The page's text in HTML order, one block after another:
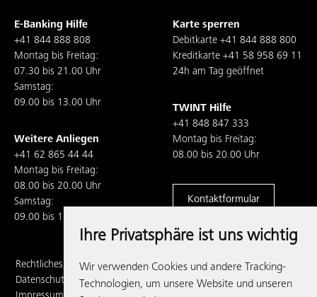
Ihre Privatsphäre ist uns wichtig
Wir verwenden Cookies und andere Tracking-
Technologien, um unsere Website und unseren
E-Banking Hilfe
+41 844 888 808
Montag bis Freitag:
07.30 bis 21.00 Uhr
Samstag:
09.00 bis 13.00 Uhr
Weitere Anliegen
+41 62 865 44 44
Montag bis Freitag:
08.00 bis 20.00 Uhr
Samstag:
09.00 bis 13.00 Uhr
Karte sperren
Debitkarte +41 844 888 800
Kreditkarte +41 58 958 69 11
24h am Tag geöffnet
TWINT Hilfe
+41 848 847 333
Montag bis Freitag:
08.00 bis 20.00 Uhr
Kontaktformular
Rechtliches,
Datenschutz und